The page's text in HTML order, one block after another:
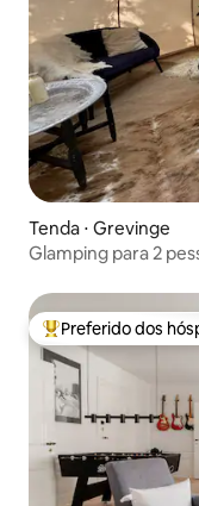
Tenda ⋅ Grevinge
Glamping para 2
Entre os melhores
Preferido dos